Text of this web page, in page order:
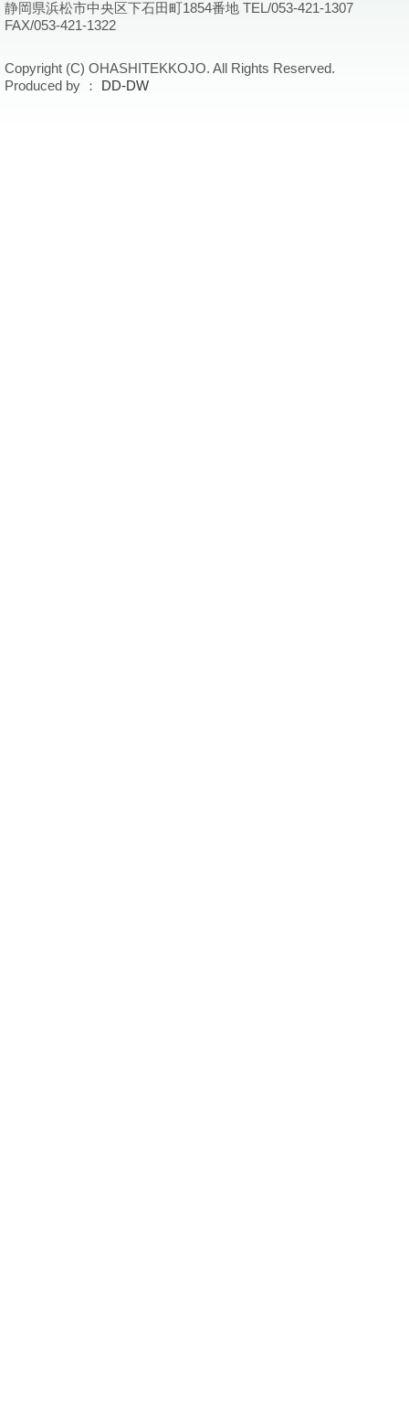
静岡県浜松市中央区下石田町1854番地 TEL/053-421-1307
FAX/053-421-1322
Copyright (C) OHASHITEKKOJO. All Rights Reserved.
Produced by ：
DD-DW